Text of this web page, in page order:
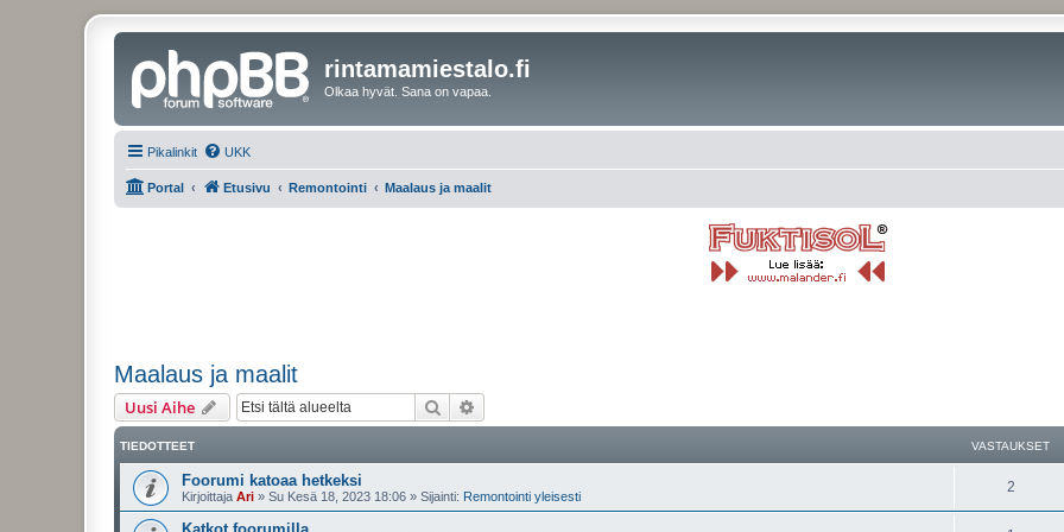
rintamamiestalo.fi
Olkaa hyvät. Sana on vapaa.
Pikalinkit UKK
Portal Etusivu Remontointi Maalaus ja maalit
Maalaus ja maalit
Uusi Aihe Etsi
TIEDOTTEET VASTAUKSET
Foorumi katoaa hetkeksi
Kirjoittaja Ari » Su Kesä 18, 2023 18:06 » Sijainti: Remontointi yleisesti
2
Katkot foorumilla